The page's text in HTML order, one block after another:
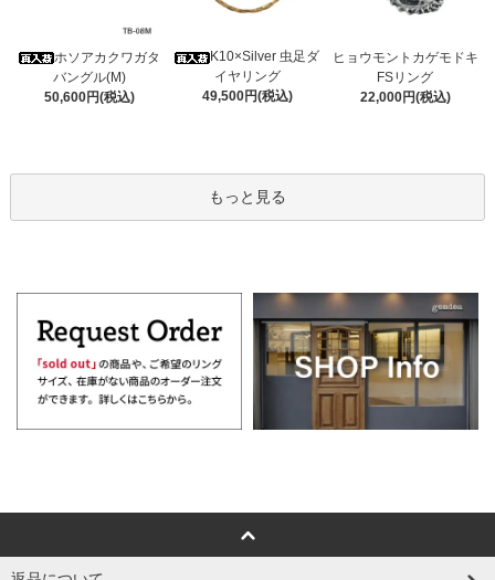
ホソアカクワガタ
バングル(M)
50,600円(税込)
K10×Silver 虫足ダ
イヤリング
49,500円(税込)
ヒョウモントカゲモドキ
FSリング
22,000円(税込)
もっと見る